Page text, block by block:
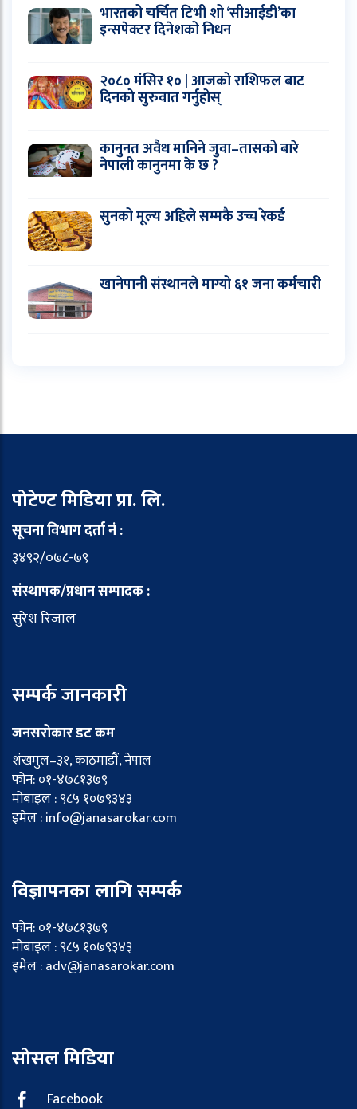
भारतको चर्चित टिभी शो ‘सीआईडी’का
इन्सपेक्टर दिनेशको निधन
२०८० मंसिर १० | आजको राशिफल बाट
दिनको सुरुवात गर्नुहोस्
कानुनत अवैध मानिने जुवा–तासको बारे
नेपाली कानुनमा के छ ?
सुनको मूल्य अहिले सम्मकै उच्च रेकर्ड
खानेपानी संस्थानले माग्यो ६१ जना कर्मचारी
पोटेण्ट मिडिया प्रा. लि.
सूचना विभाग दर्ता नं :
३४९२/०७८-७९
संस्थापक/प्रधान सम्पादक :
सुरेश रिजाल
सम्पर्क जानकारी
जनसरोकार डट कम
शंखमुल–३१, काठमाडौं, नेपाल
फोन: ०१-४७८१३७९
मोबाइल : ९८५ १०७९३४३
इमेल : info@janasarokar.com
विज्ञापनका लागि सम्पर्क
फोन: ०१-४७८१३७९
मोबाइल : ९८५ १०७९३४३
इमेल : adv@janasarokar.com
सोसल मिडिया
Facebook